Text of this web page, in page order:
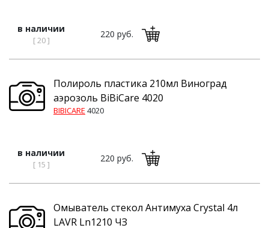
в наличии
[ 20 ]
220 руб.
Полироль пластика 210мл Виноград
аэрозоль BiBiCare 4020
BIBICARE 4020
в наличии
[ 15 ]
220 руб.
Омыватель стекол Антимуха Crystal 4л
LAVR Ln1210 ЧЗ